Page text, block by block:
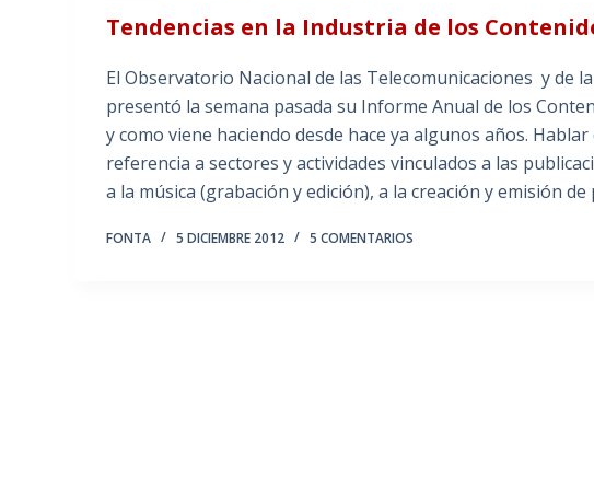
Tendencias en la Industria de los
El Observatorio Nacional de las Telecomunicaciones y de
presentó la semana pasada su Informe Anual de los
y como viene haciendo desde hace ya algunos años.
referencia a sectores y actividades vinculados a las
a la música (grabación y edición), a la creación y emisión
FONTA 5 DICIEMBRE 2012 5 COMENTARIOS